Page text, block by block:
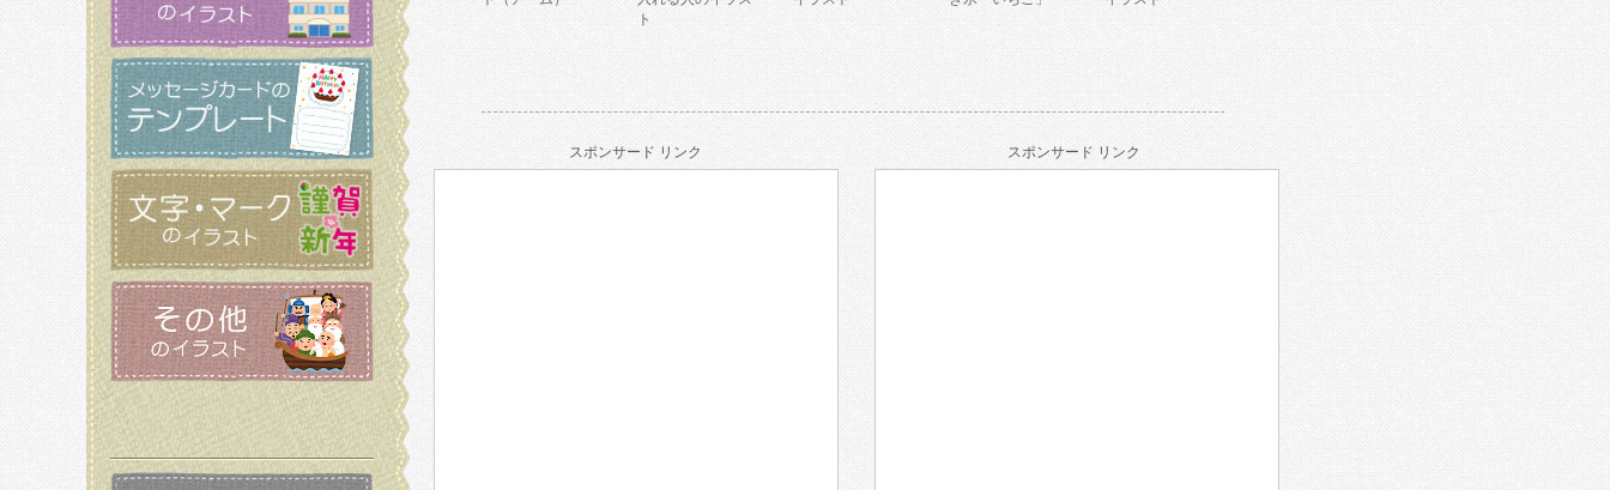
ト
スポンサード リンク スポンサード リンク